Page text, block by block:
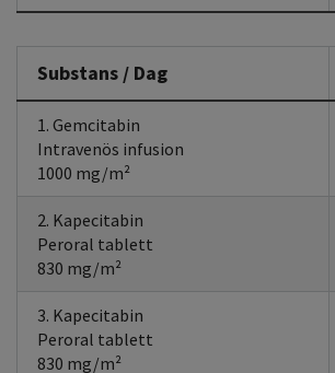
Substans / Dag
1. Gemcitabin
Intravenös infusion
1000 mg/m²
2. Kapecitabin
Peroral tablett
830 mg/m²
3. Kapecitabin
Peroral tablett
830 mg/m²